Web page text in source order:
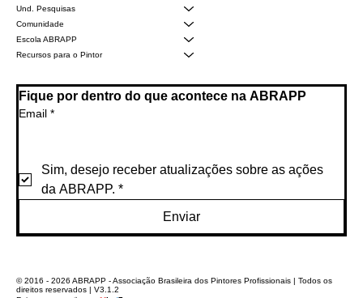
Und. Pesquisas
Comunidade
Escola ABRAPP
Recursos para o Pintor
Fique por dentro do que acontece na ABRAPP
Email *
Sim, desejo receber atualizações sobre as ações
da ABRAPP. *
Enviar
© 2016 - 2026 ABRAPP - Associação Brasileira dos Pintores Profissionais | Todos os
direitos reservados | V3.1.2